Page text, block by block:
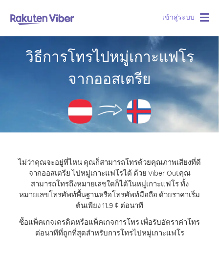
เข้าสู่ระบบ
วิธีการโทรไปหมู่เกาะแฟโร
จากออสเตรีย
ไม่ว่าคุณจะอยู่ที่ไหน คุณก็สามารถโทรด้วยคุณภาพเสียงที่ดี
จากออสเตรีย ไปหมู่เกาะแฟโรได้ ด้วย Viber Outคุณ
สามารถโทรถึงหมายเลขใดก็ได้ในหมู่เกาะแฟโร ทั้ง
หมายเลขโทรศัพท์พื้นฐานหรือโทรศัพท์มือถือ ด้วยราคาเริ่ม
ต้นเพียง 11.9 ¢ ต่อนาที
ซื้อแพ็คเกจเครดิตหรือแพ็คเกจการโทร เพื่อรับอัตราค่าโทร
ต่อนาทีที่ถูกที่สุดสำหรับการโทรไปหมู่เกาะแฟโร